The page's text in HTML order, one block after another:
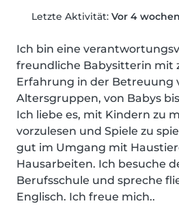
Letzte Aktivität: Vor 4 wochen
Ich bin eine
freundliche Babysitterin mit
Erfahrung in der Betreuung
Altersgruppen, von Babys
Ich liebe es, mit Kindern zu
vorzulesen und Spiele zu
gut im Umgang mit
Hausarbeiten. Ich besuche
Berufsschule und spreche
Englisch. Ich freue mich..